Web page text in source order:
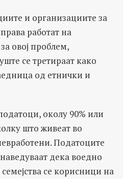
и организациите за
работат на
овој проблем,
се третираат како
од етнички и
околу 90% или
што живеат во
Податоците
дека воедно
се корисници на